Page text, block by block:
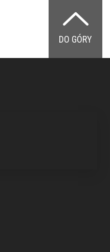
DO GÓRY